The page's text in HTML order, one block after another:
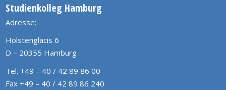
Studienkolleg Hamburg
Adresse:
Holstenglacis 6
D – 20355 Hamburg
Tel. +49 – 40 / 42 89 86 00
Fax +49 – 40 / 42 89 86 240